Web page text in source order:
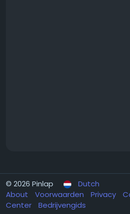
© 2026 Pinlap
Dutch
About
Voorwaarden Privacy
Center
Bedrijvengids